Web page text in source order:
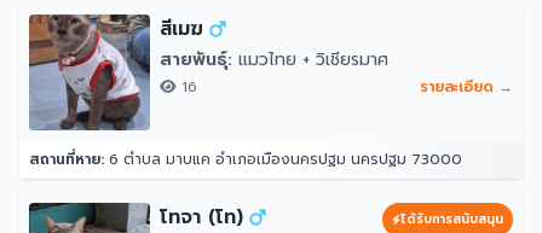
สีเมฆ
สายพันธุ์: แมวไทย + วิเชียรมาศ
16 รายละเอียด →
สถานที่หาย: 6 ตำบล มาบแค อำเภอเมืองนครปฐม นครปฐม 73000
โทจา (โท) ได้รับการสนับสนุน